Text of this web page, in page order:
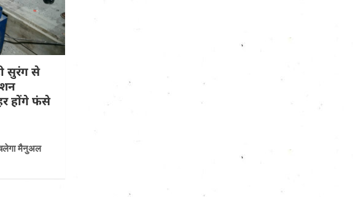
सुरंग से
होंगे फंसे
मैनुअल